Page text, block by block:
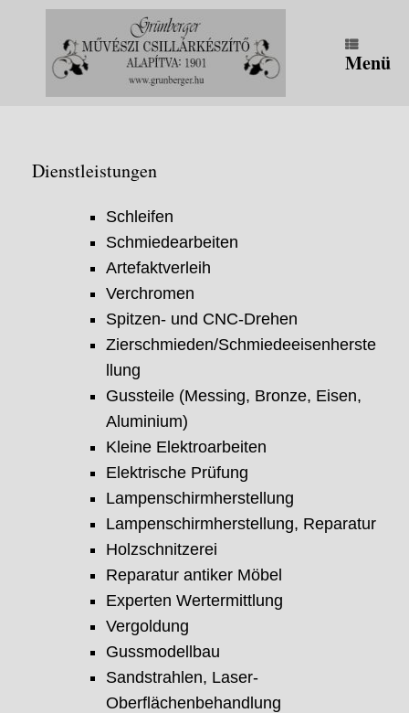
Menü
Dienstleistungen
Schleifen
Schmiedearbeiten
Artefaktverleih
Verchromen
Spitzen- und CNC-Drehen
Zierschmieden/Schmiedeeisenherste
llung
Gussteile (Messing, Bronze, Eisen,
Aluminium)
Kleine Elektroarbeiten
Elektrische Prüfung
Lampenschirmherstellung
Lampenschirmherstellung, Reparatur
Holzschnitzerei
Reparatur antiker Möbel
Experten Wertermittlung
Vergoldung
Gussmodellbau
Sandstrahlen, Laser-
Oberflächenbehandlung